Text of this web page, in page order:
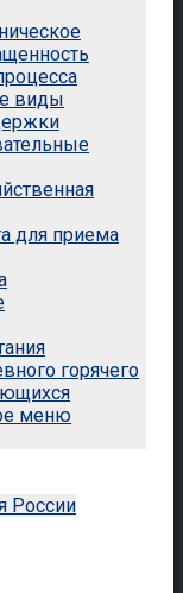
виды
для приема
горячего
меню
России